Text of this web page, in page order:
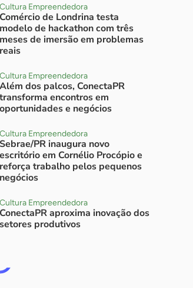
Cultura Empreendedora
Comércio de Londrina testa
modelo de hackathon com três
meses de imersão em problemas
reais
Cultura Empreendedora
Além dos palcos, ConectaPR
transforma encontros em
oportunidades e negócios
Cultura Empreendedora
Sebrae/PR inaugura novo
escritório em Cornélio Procópio e
reforça trabalho pelos pequenos
negócios
Cultura Empreendedora
ConectaPR aproxima inovação dos
setores produtivos